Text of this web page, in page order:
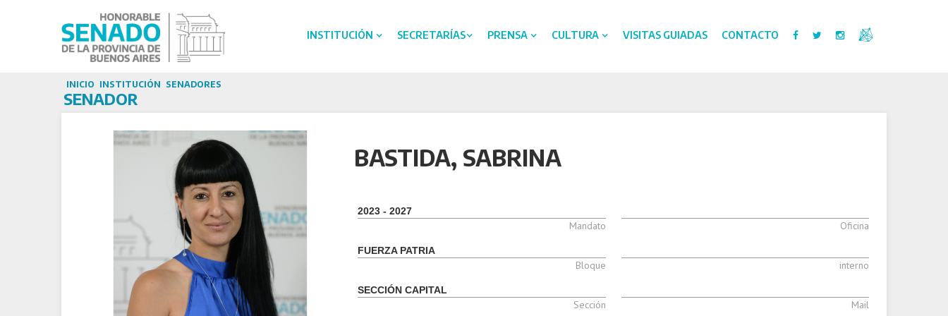
INSTITUCIÓN SECRETARÍAS PRENSA CULTURA VISITAS GUIADAS CONTACTO
INICIO INSTITUCIÓN SENADORES
SENADOR
BASTIDA, SABRINA
2023 - 2027
Mandato
FUERZA PATRIA
Bloque
SECCIÓN CAPITAL
Sección
Oficina
interno
Mail